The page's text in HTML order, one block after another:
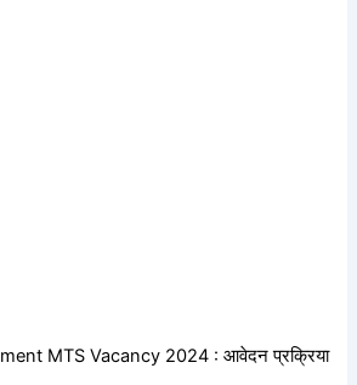
MTS Vacancy 2024 : आवेदन प्रक्रिया